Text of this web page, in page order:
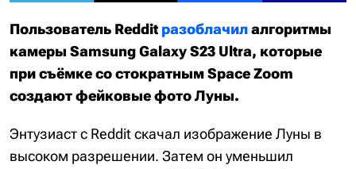
Пользователь Reddit разоблачилалгоритмы
камеры Samsung Galaxy S23 Ultra, которые
при съёмке со стократным Space Zoom
создают фейковые фото Луны.
Энтузиаст с Reddit скачал изображение Луны в
высоком разрешении. Затем он уменьшил